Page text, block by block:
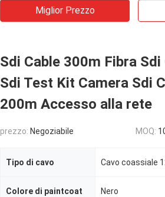
Miglior Prezzo
Sdi Cable 300m Fibra Sdi
Sdi Test Kit Camera Sdi
200m Accesso alla rete
prezzo: Negoziabile MOQ:
Tipo di cavo Cavo coassiale
Colore di paintcoat Nero